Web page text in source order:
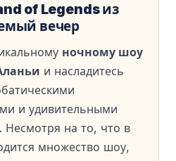
безопасное и
шоу
у вас будет
посещения
в одном из ресторанов
of Legends из
вечер
ночному шоу
и насладитесь
и удивительными
на то, что в
множество шоу,